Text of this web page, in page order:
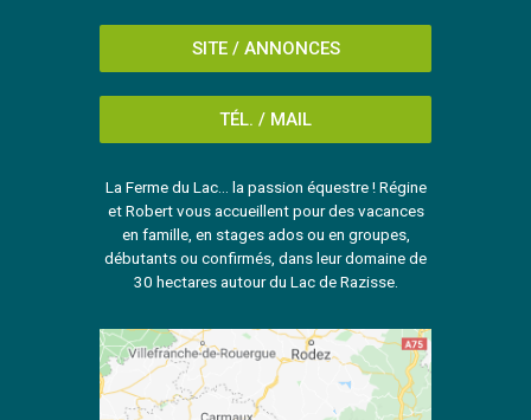
SITE / ANNONCES
TÉL. / MAIL
La Ferme du Lac... la passion équestre ! Régine
et Robert vous accueillent pour des vacances
en famille, en stages ados ou en groupes,
débutants ou confirmés, dans leur domaine de
30 hectares autour du Lac de Razisse.